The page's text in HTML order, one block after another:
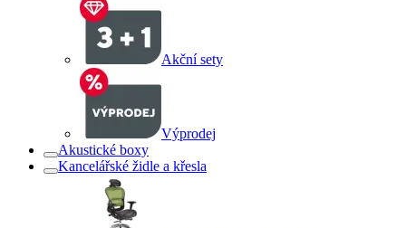
Akční sety
Výprodej
Akustické boxy
Kancelářské židle a křesla